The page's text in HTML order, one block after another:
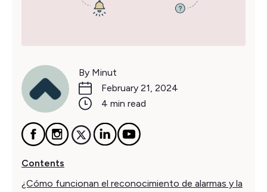
By Minut
February 21, 2024
4 min read
Contents
¿Cómo funcionan el reconocimiento de alarmas y la